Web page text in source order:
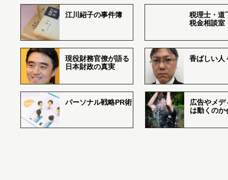
江川紹子の事件簿
税理士・道
税金相談室
現役財務官僚が語る
日本財政の真実
香ばしい
パーソナル戦略PR術
広告やメデ
は動くのか